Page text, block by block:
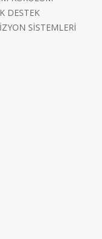
DESTEK
SİSTEMLERİ